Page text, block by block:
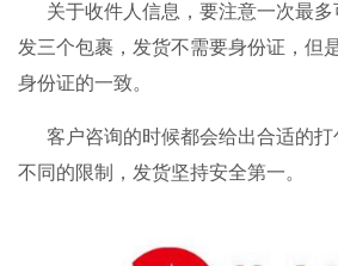
关于收件人信息，要注意一次最多
发三个包裹，发货不需要身份证，但
身份证的一致。
客户咨询的时候都会给出合适的
不同的限制，发货坚持安全第一。